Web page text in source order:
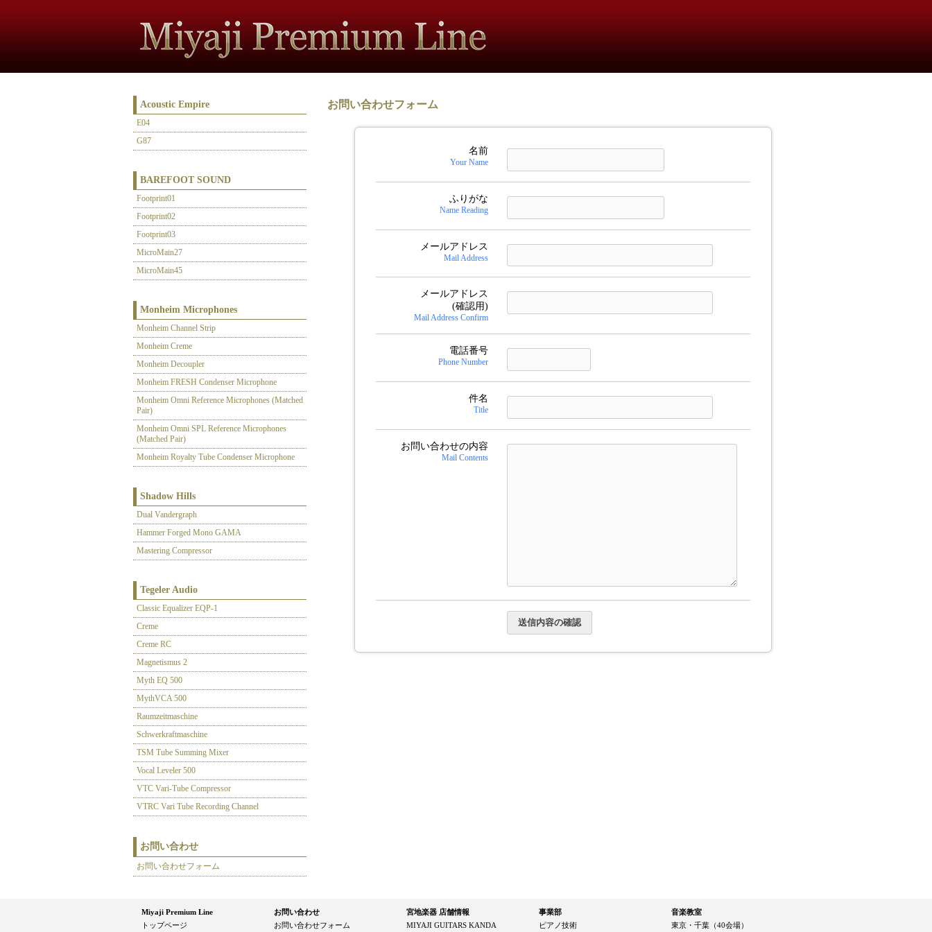
Acoustic Empire
E04
G87
BAREFOOT SOUND
Footprint01
Footprint02
Footprint03
MicroMain27
MicroMain45
Monheim Microphones
Monheim Channel Strip
Monheim Creme
Monheim Decoupler
Monheim FRESH Condenser Microphone
Monheim Omni Reference Microphones (Matched
Pair)
Monheim Omni SPL Reference Microphones
(Matched Pair)
Monheim Royalty Tube Condenser Microphone
Shadow Hills
Dual Vandergraph
Hammer Forged Mono GAMA
Mastering Compressor
Tegeler Audio
Classic Equalizer EQP-1
Creme
Creme RC
Magnetismus 2
Myth EQ 500
MythVCA 500
Raumzeitmaschine
Schwerkraftmaschine
TSM Tube Summing Mixer
Vocal Leveler 500
VTC Vari-Tube Compressor
VTRC Vari Tube Recording Channel
お問い合わせ
お問い合わせフォーム
お問い合わせフォーム
名前
Your Name
ふりがな
Name Reading
メールアドレス
Mail Address
メールアドレス
(確認用)
Mail Address Confirm
電話番号
Phone Number
件名
Title
お問い合わせの内容
Mail Contents
Miyaji Premium Line
トップページ
お問い合わせ
お問い合わせフォーム
宮地楽器 店舗情報
MIYAJI GUITARS KANDA
事業部
ピアノ技術
音楽教室
東京・千葉（40会場）